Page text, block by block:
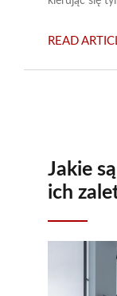
READ
Jakie
ich